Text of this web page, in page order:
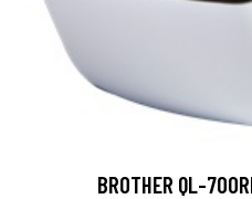
BROTHER QL-